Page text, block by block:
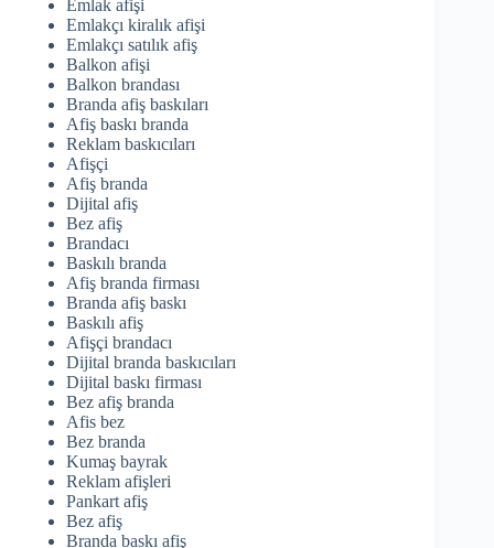
Emlak afişi
Emlakçı kiralık afişi
Emlakçı satılık afiş
Balkon afişi
Balkon brandası
Branda afiş baskıları
Afiş baskı branda
Reklam baskıcıları
Afişçi
Afiş branda
Dijital afiş
Bez afiş
Brandacı
Baskılı branda
Afiş branda firması
Branda afiş baskı
Baskılı afiş
Afişçi brandacı
Dijital branda baskıcıları
Dijital baskı firması
Bez afiş branda
Afis bez
Bez branda
Kumaş bayrak
Reklam afişleri
Pankart afiş
Bez afiş
Branda baskı afiş